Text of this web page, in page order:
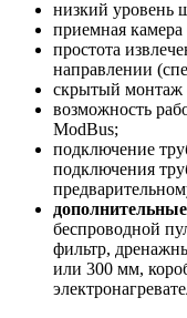
низкий уровень
приемная камера
простота
направлении
скрытый монтаж
возможность
ModBus;
подключение
подключения
беспроводной
фильтр,
или 300 мм,